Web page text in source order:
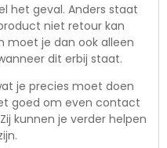
het geval. Anders staat
niet retour kan
moet je dan ook alleen
dit erbij staat.
je precies moet doen
goed om even contact
kunnen je verder helpen